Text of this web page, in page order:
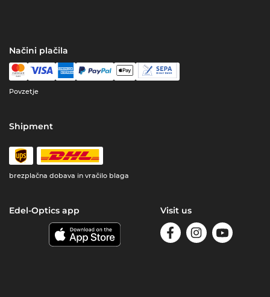
Načini plačila
Povzetje
Shipment
brezplačna dobava in vračilo blaga
Edel-Optics app Visit us